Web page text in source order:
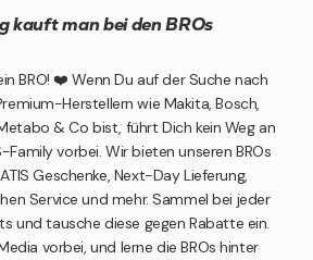
kauft man bei den BROs
BRO! ❤️ Wenn Du auf der Suche nach
Herstellern wie Makita, Bosch,
& Co bist, führt Dich kein Weg an
Family vorbei. Wir bieten unseren BROs
Geschenke, Next-Day Lieferung,
Service und mehr. Sammel bei jeder
und tausche diese gegen Rabatte ein.
vorbei, und lerne die BROs hinter